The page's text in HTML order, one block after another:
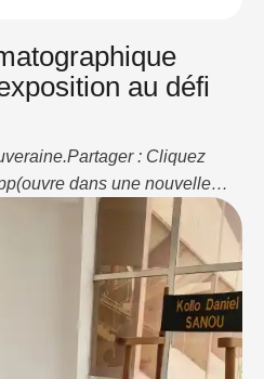
au défi
: Cliquez
dans une nouvelle
pour partager sur
fenêtre) LinkedIn